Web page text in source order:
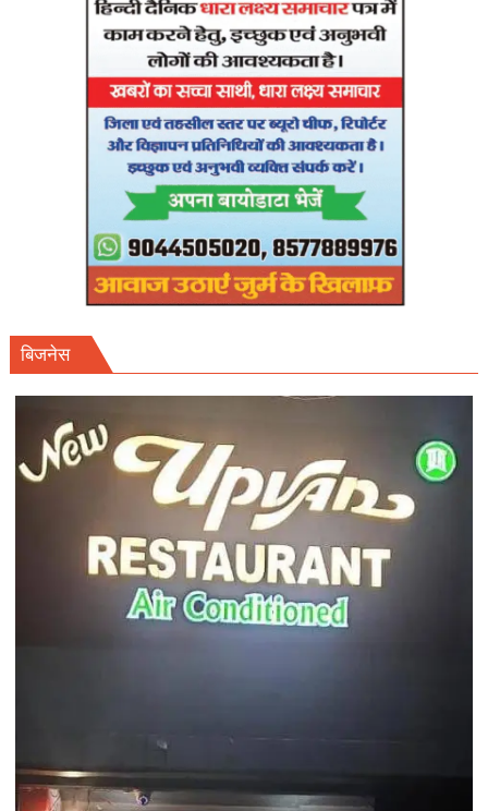
फाइनल
शेड्यूल
तलब।
बिजनेस